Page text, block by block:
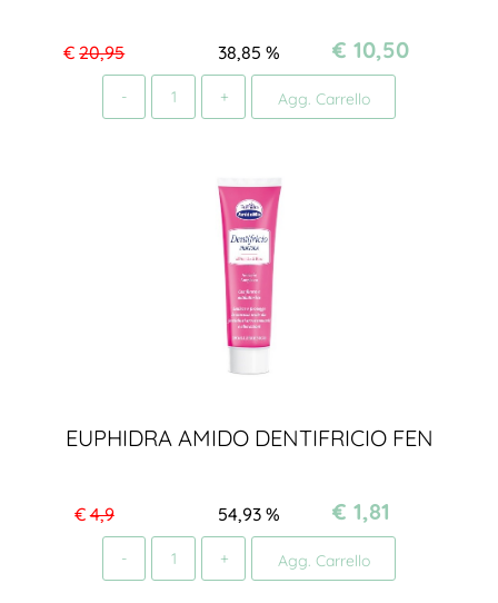
€ 20,95 %
38,85 € 10,50
Agg. Carrello
EUPHIDRA AMIDO DENTIFRICIO FEN
€4,9 %
54,93 € 1,81
Agg. Carrello